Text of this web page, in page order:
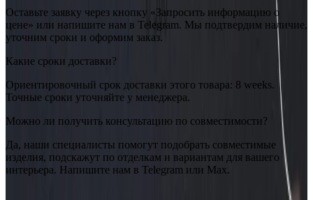
Оставьте заявку через кнопку «Запросить информацию о
цене» или напишите нам в Telegram. Мы подтвердим наличие,
уточним сроки и оформим заказ.
Какие сроки доставки?
Ориентировочный срок доставки этого товара: 8 weeks.
Точные сроки уточняйте у менеджера.
Можно ли получить консультацию по совместимости?
Да, наши специалисты помогут подобрать совместимые
изделия, подскажут по отделкам и вариантам для вашего
интерьера. Напишите нам в Telegram или Max.
— купить